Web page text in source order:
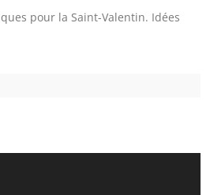
pour la Saint-Valentin. Idées